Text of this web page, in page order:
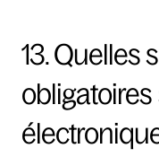
13. Quelles